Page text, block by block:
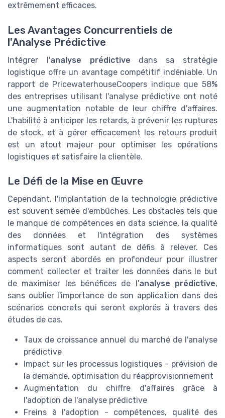
extrêmement efficaces.
Les Avantages Concurrentiels de
l'Analyse Prédictive
Intégrer l'analyse prédictive dans sa stratégie
logistique offre un avantage compétitif indéniable. Un
rapport de PricewaterhouseCoopers indique que 58%
des entreprises utilisant l'analyse prédictive ont noté
une augmentation notable de leur chiffre d'affaires.
L'habilité à anticiper les retards, à prévenir les ruptures
de stock, et à gérer efficacement les retours produit
est un atout majeur pour optimiser les opérations
logistiques et satisfaire la clientèle.
Le Défi de la Mise en Œuvre
Cependant, l'implantation de la technologie prédictive
est souvent semée d'embûches. Les obstacles tels que
le manque de compétences en data science, la qualité
des données et l'intégration des systèmes
informatiques sont autant de défis à relever. Ces
aspects seront abordés en profondeur pour illustrer
comment collecter et traiter les données dans le but
de maximiser les bénéfices de l'analyse prédictive,
sans oublier l'importance de son application dans des
scénarios concrets qui seront explorés à travers des
études de cas.
Taux de croissance annuel du marché de l'analyse
prédictive
Impact sur les processus logistiques - prévision de
la demande, optimisation du réapprovisionnement
Augmentation du chiffre d'affaires grâce à
l'adoption de l'analyse prédictive
Freins à l'adoption - compétences, qualité des